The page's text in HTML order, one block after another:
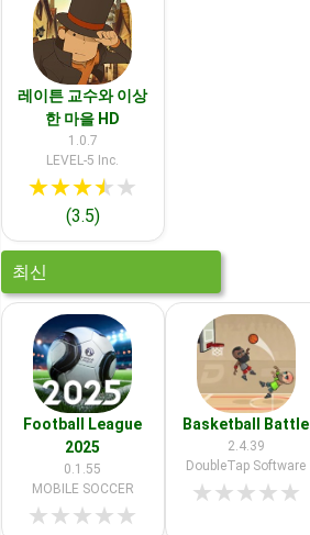
레이튼 교수와 이상
한 마을 HD
1.0.7
LEVEL-5 Inc.
★★★★★
(3.5)
최신
Football League
2025
0.1.55
MOBILE SOCCER
★★★★★
Basketball Battle
2.4.39
DoubleTap Software
★★★★★